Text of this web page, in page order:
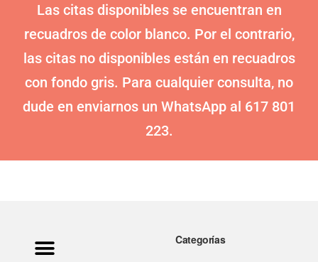
Las citas disponibles se encuentran en
recuadros de color blanco. Por el contrario,
las citas no disponibles están en recuadros
con fondo gris. Para cualquier consulta, no
dude en enviarnos un WhatsApp al 617 801
223.
Categorías